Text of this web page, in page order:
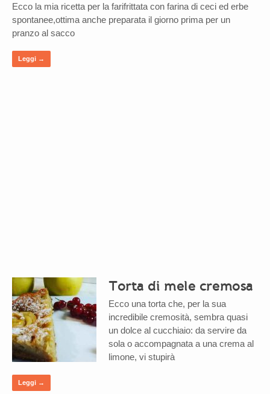
Ecco la mia ricetta per la farifrittata con farina di ceci ed erbe
spontanee,ottima anche preparata il giorno prima per un
pranzo al sacco
Leggi →
Torta di mele cremosa
Ecco una torta che, per la sua
incredibile cremosità, sembra quasi
un dolce al cucchiaio: da servire da
sola o accompagnata a una crema al
limone, vi stupirà
Leggi →